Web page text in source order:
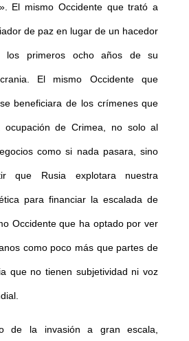
El mismo Occidente que trató a
de paz en lugar de un hacedor
los primeros ocho años de su
El mismo Occidente que
beneficiara de los crímenes que
ocupación de Crimea, no solo al
como si nada pasara, sino
que Rusia explotara nuestra
para financiar la escalada de
Occidente que ha optado por ver
como poco más que partes de
que no tienen subjetividad ni voz
de la invasión a gran escala,